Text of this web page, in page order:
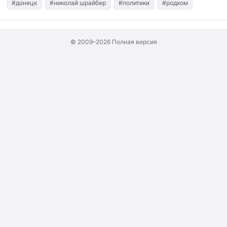
#донецк #николай шрайбер #политики #родком
© 2009–2026 Полная версия